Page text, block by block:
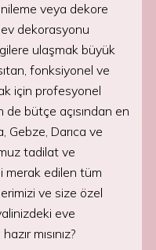
veya dekore
dekorasyonu
ulaşmak büyük
fonksiyonel ve
için profesyonel
bütçe açısından en
Gebze, Darıca ve
tadilat ve
merak edilen tüm
ve size özel
eve
mısınız?